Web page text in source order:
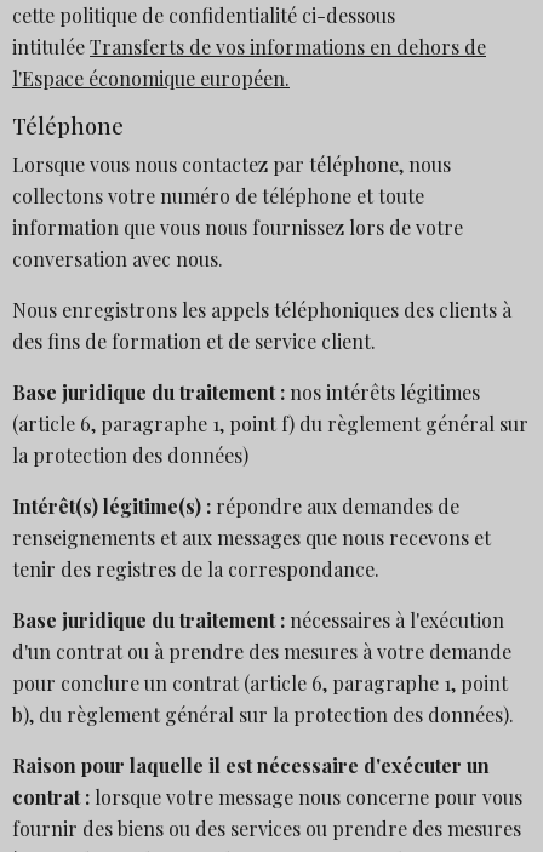
cette politique de confidentialité ci-dessous
intituléeTransferts de vos informations en dehors de
l'Espace économique européen.
Téléphone
Lorsque vous nous contactez par téléphone, nous
collectons votre numéro de téléphone et toute
information que vous nous fournissez lors de votre
conversation avec nous.
Nous enregistrons les appels téléphoniques des clients à
des fins de formation et de service client.
Base juridique du traitement : nos intérêts légitimes
(article 6, paragraphe 1, point f) du règlement général sur
la protection des données)
Intérêt(s) légitime(s) : répondre aux demandes de
renseignements et aux messages que nous recevons et
tenir des registres de la correspondance.
Base juridique du traitement : nécessaires à l'exécution
d'un contrat ou à prendre des mesures à votre demande
pour conclure un contrat (article 6, paragraphe 1, point
b), du règlement général sur la protection des données).
Raison pour laquelle il est nécessaire d'exécuter un
contrat : lorsque votre message nous concerne pour vous
fournir des biens ou des services ou prendre des mesures